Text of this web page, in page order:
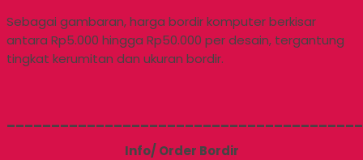
Sebagai gambaran, harga bordir komputer berkisar
antara Rp5.000 hingga Rp50.000 per desain, tergantung
tingkat kerumitan dan ukuran bordir.
Info/ Order Bordir